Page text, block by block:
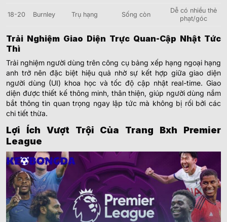
18-20 Burnley Trụ hạng Sống còn
Dễ có nhiều thẻ
phạt/góc
Trải Nghiệm Giao Diện Trực Quan-Cập Nhật Tức
Thì
Trải nghiệm người dùng trên công cụ bảng xếp hạng ngoại hạng
anh trở nên đặc biệt hiệu quả nhờ sự kết hợp giữa giao diện
người dùng (UI) khoa học và tốc độ cập nhật real-time. Giao
diện được thiết kế thông minh, thân thiện, giúp người dùng nắm
bắt thông tin quan trọng ngay lập tức mà không bị rối bởi các
chi tiết thừa.
Lợi Ích Vượt Trội Của Trang Bxh Premier
League